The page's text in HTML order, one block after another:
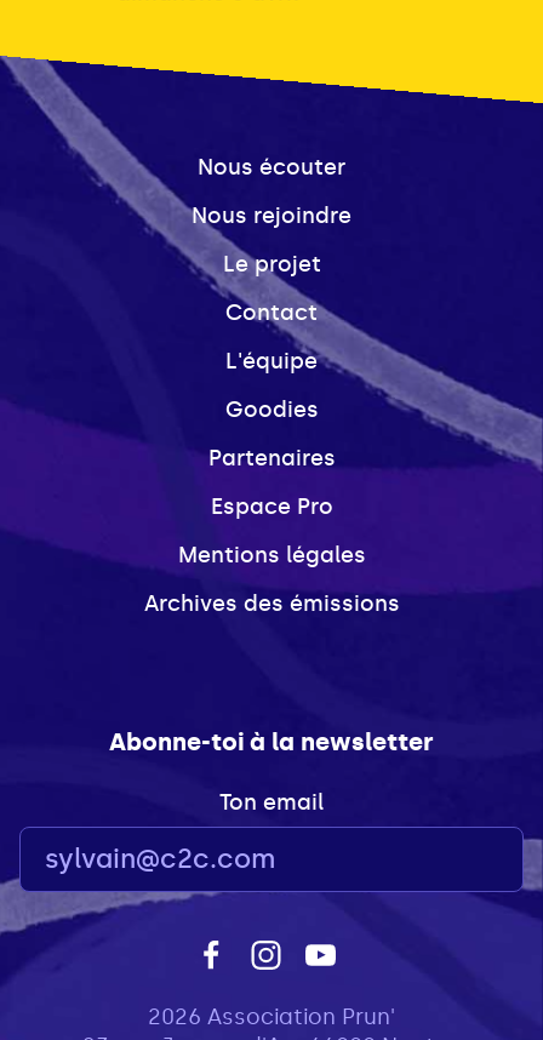
Nous écouter
Nous rejoindre
Le projet
Contact
L'équipe
Goodies
Partenaires
Espace Pro
Mentions légales
Archives des émissions
Abonne-toi à la newsletter
Ton email
2026 Association Prun'